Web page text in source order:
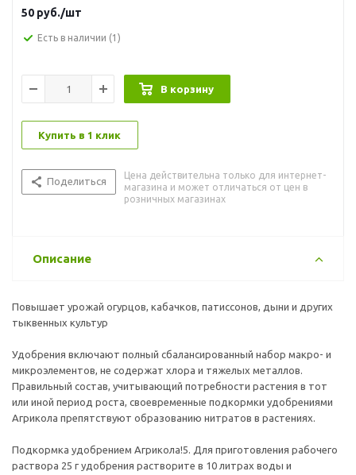
50 руб./шт
Есть в наличии (1)
В корзину
Купить в 1 клик
Поделиться
Цена действительна только для интернет-
магазина и может отличаться от цен в
розничных магазинах
Описание
Повышает урожай огурцов, кабачков, патиссонов, дыни и других
тыквенных культур
Удобрения включают полный сбалансированный набор макро- и
микроэлементов, не содержат хлора и тяжелых металлов.
Правильный состав, учитывающий потребности растения в тот
или иной период роста, своевременные подкормки удобрениями
Агрикола препятствуют образованию нитратов в растениях.
Подкормка удобрением Агрикола!5. Для приготовления рабочего
раствора 25 г удобрения растворите в 10 литрах воды и